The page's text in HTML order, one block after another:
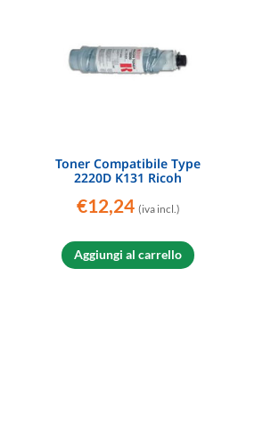
Toner Compatibile Type
2220D K131 Ricoh
€12,24 (iva incl.)
Aggiungi al carrello